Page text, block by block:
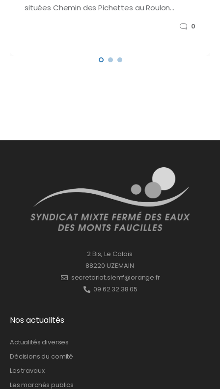
situées Chemin des Pichettes au Roulon…
0
2 Bis, Le Calais
88220 UZEMAIN
secretariat.siemf@orange.fr
09 62 32 38 05
Nos actualités
Actualités diverses
Décisions du comité
Les travaux
Les marchés publics